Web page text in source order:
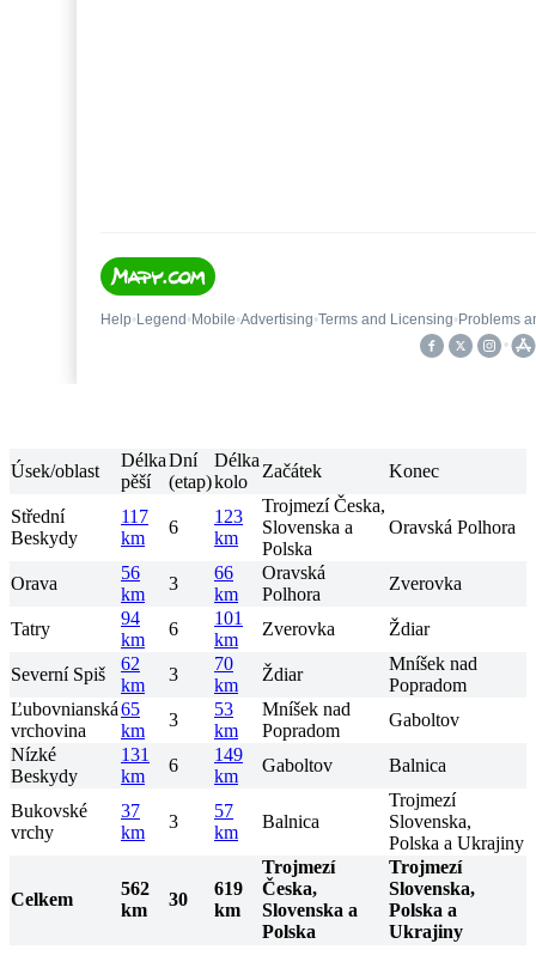
Úsek/oblast
Délka
pěší
Dní
(etap)
Délka
kolo
Začátek Konec
Střední
Beskydy
117
km
6
123
km
Trojmezí Česka,
Slovenska a
Polska
Oravská Polhora
Orava
56
km
3
66
km
Oravská
Polhora
Zverovka
Tatry
94
km
6
101
km
Zverovka Ždiar
Severní Spiš
62
km
3
70
km
Ždiar
Mníšek nad
Popradom
Ľubovnianská
vrchovina
65
km
3
53
km
Mníšek nad
Popradom
Gaboltov
Nízké
Beskydy
131
km
6
149
km
Gaboltov Balnica
Bukovské
vrchy
37
km
3
57
km
Balnica
Trojmezí
Slovenska,
Polska a Ukrajiny
Celkem
562
km
30
619
km
Trojmezí
Česka,
Slovenska a
Polska
Trojmezí
Slovenska,
Polska a
Ukrajiny